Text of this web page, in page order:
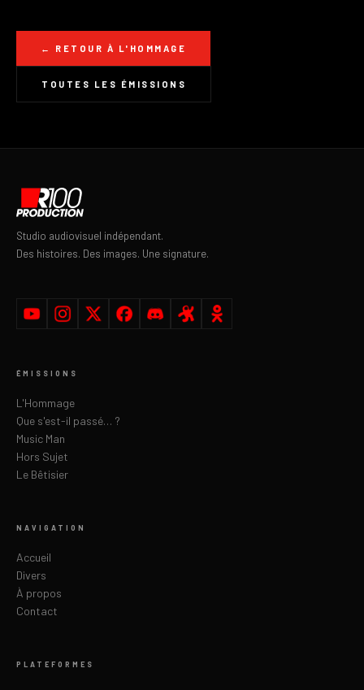
← RETOUR À L'HOMMAGE
TOUTES LES ÉMISSIONS
Studio audiovisuel indépendant.
Des histoires. Des images. Une signature.
ÉMISSIONS
L'Hommage
Que s'est-il passé… ?
Music Man
Hors Sujet
Le Bêtisier
NAVIGATION
Accueil
Divers
À propos
Contact
PLATEFORMES